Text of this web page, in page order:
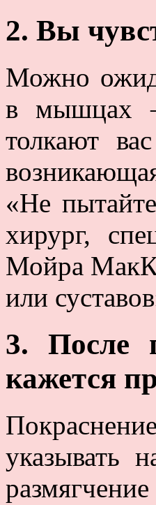
2. Вы
Можно
в мышцах
толкают
«Не
хирург,
Мойра
или
3. После
кажется
указывать